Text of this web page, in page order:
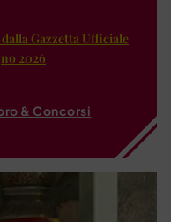
Gazzetta Ufficiale
2026
& Concorsi